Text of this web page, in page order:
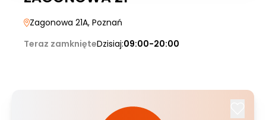
Zagonowa 21A, Poznań
Teraz zamknięteDzisiaj:09:00-20:00